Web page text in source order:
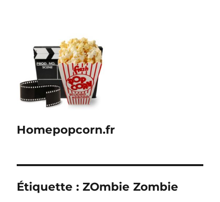
Homepopcorn.fr
Étiquette :ZOmbie Zombie